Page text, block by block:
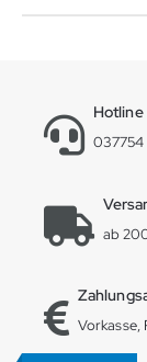
Hotline
ab
Vorkasse,